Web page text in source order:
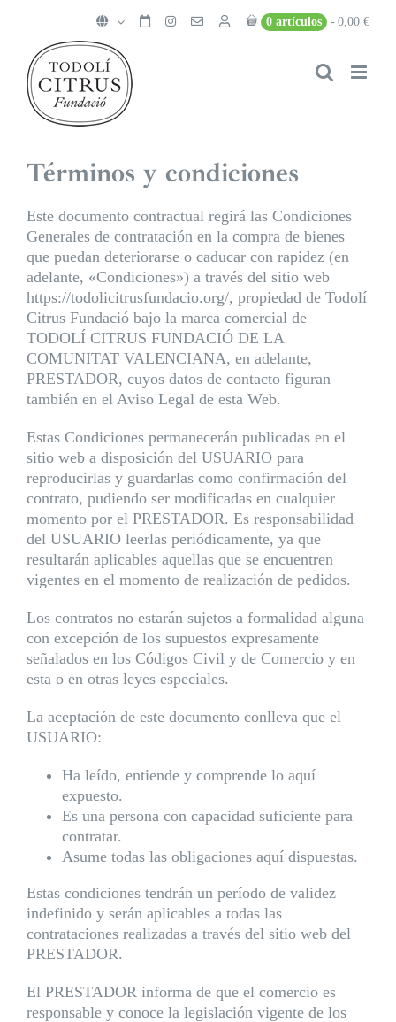
contenido
0 artículos 0,00 €
Términos y condiciones
Este documento contractual regirá las Condiciones
Generales de contratación en la compra de bienes
que puedan deteriorarse o caducar con rapidez (en
adelante, «Condiciones») a través del sitio web
https://todolicitrusfundacio.org/, propiedad de Todolí
Citrus Fundació bajo la marca comercial de
TODOLÍ CITRUS FUNDACIÓ DE LA
COMUNITAT VALENCIANA, en adelante,
PRESTADOR, cuyos datos de contacto figuran
también en el Aviso Legal de esta Web.
Estas Condiciones permanecerán publicadas en el
sitio web a disposición del USUARIO para
reproducirlas y guardarlas como confirmación del
contrato, pudiendo ser modificadas en cualquier
momento por el PRESTADOR. Es responsabilidad
del USUARIO leerlas periódicamente, ya que
resultarán aplicables aquellas que se encuentren
vigentes en el momento de realización de pedidos.
Los contratos no estarán sujetos a formalidad alguna
con excepción de los supuestos expresamente
señalados en los Códigos Civil y de Comercio y en
esta o en otras leyes especiales.
La aceptación de este documento conlleva que el
USUARIO:
Ha leído, entiende y comprende lo aquí
expuesto.
Es una persona con capacidad suficiente para
contratar.
Asume todas las obligaciones aquí dispuestas.
Estas condiciones tendrán un período de validez
indefinido y serán aplicables a todas las
contrataciones realizadas a través del sitio web del
PRESTADOR.
El PRESTADOR informa de que el comercio es
responsable y conoce la legislación vigente de los